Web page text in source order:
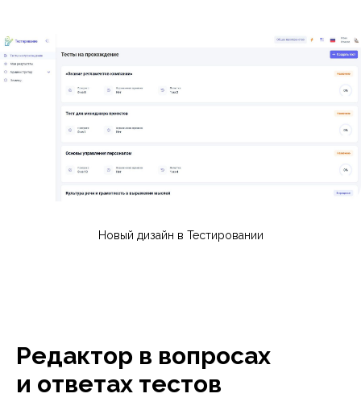
Новый дизайн в Тестировании
Редактор в вопросах
и ответах тестов